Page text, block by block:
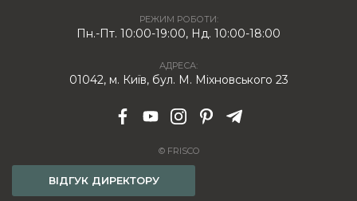
РЕЖИМ РОБОТИ:
Пн.-Пт. 10:00-19:00, Нд. 10:00-18:00
АДРЕСА:
01042, м. Київ, бул. М. Міхновського 23
© FRISCO
ВІДГУК ДИРЕКТОРУ